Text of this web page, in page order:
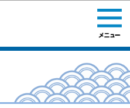
本文へ移動